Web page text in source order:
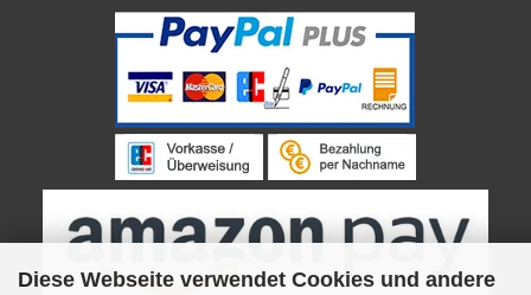
Diese Webseite verwendet Cookies und andere